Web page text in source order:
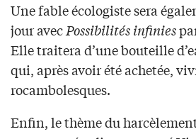
Une fable écologiste sera
jour avecPossibilités infinies
Elle traitera d’une bouteille
qui, après avoir été achetée,
rocambolesques.
Enfin, le thème du